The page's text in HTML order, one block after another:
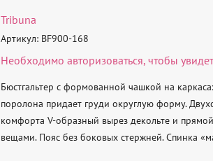
Tribuna
Артикул: BF900-168
Необходимо авторизоваться, чтобы
Бюстгальтер с формованной чашкой на
поролона придает груди округлую форму.
комфорта V-образный вырез декольте и
вещами. Пояс без боковых стержней. Спинка